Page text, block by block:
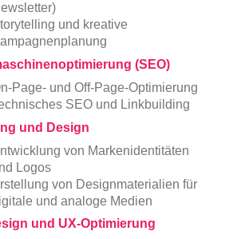
und kreative
(SEO)
Page- und Off-Page-Optimierung
SEO und Linkbuilding
und Design
von Markenidentitäten
Logos
von Designmaterialien für
und analoge Medien
und UX-Optimierung